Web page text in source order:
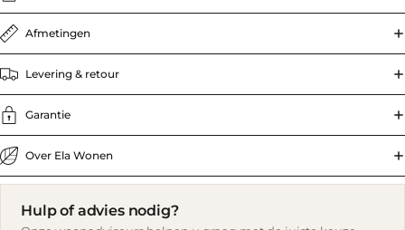
Afmetingen
Levering & retour
Garantie
Over Ela Wonen
Hulp of advies nodig?